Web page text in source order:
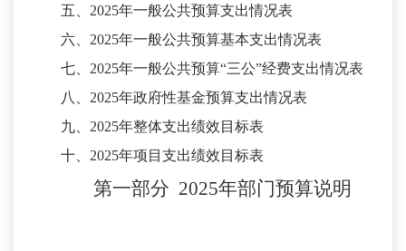
五、 2025年一般公共预算支出情况表
六、 2025年一般公共预算基本支出情况表
七、 2025年一般公共预算“三公”经费支出情况表
八、 2025年政府性基金预算支出情况表
九、 2025年整体支出绩效目标表
十、 2025年项目支出绩效目标表
第一部分 2025年部门预算说明